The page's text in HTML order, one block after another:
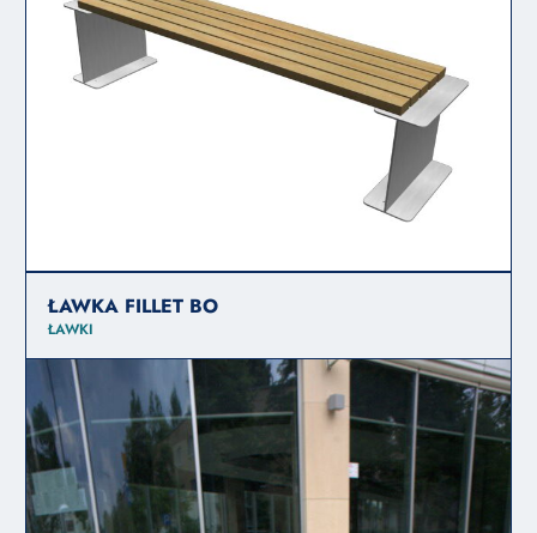
ŁAWKA FILLET BO
ŁAWKI